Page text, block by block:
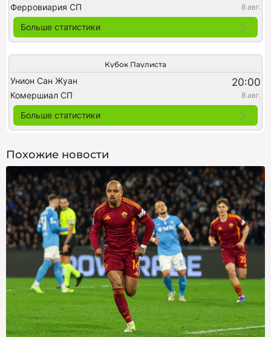
Ферровиария СП 8 авг.
Больше статистики
Кубок Паулиста
Унион Сан Жуан 20:00
Комершиал СП 8 авг.
Больше статистики
Похожие новости